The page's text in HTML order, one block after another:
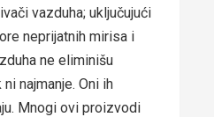
vazduha; uključujući
neprijatnih mirisa i
ne eliminišu
najmanje. Oni ih
Mnogi ovi proizvodi